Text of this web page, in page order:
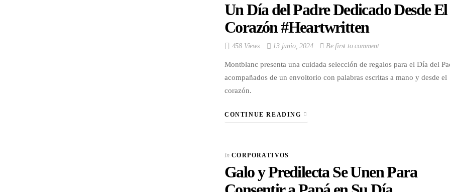
Un Día del Padre Dedicado Desde El
Corazón #Heartwritten
458 Views 13 junio, 2024 Be first to comment
Montblanc presenta una cuidada selección de regalos para el Día del
acompañados de un envoltorio con palabras escritas a mano y desde el
corazón.
CONTINUE READING
In CORPORATIVOS
Galo y Predilecta Se Unen Para